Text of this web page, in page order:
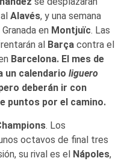
Alavés, y una semana
en Montjuïc. Las
al Barça contra el
Barcelona. El mes de
un calendario liguero
deberán ir con
puntos por el camino.
. Los
octavos de final tres
su rival es el
Nápoles,